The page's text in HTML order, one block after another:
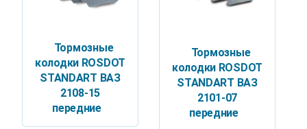
Тормозные
колодки ROSDOT
STANDART ВАЗ
2108-15
передние
Тормозные
колодки ROSDOT
STANDART ВАЗ
2101-07
передние